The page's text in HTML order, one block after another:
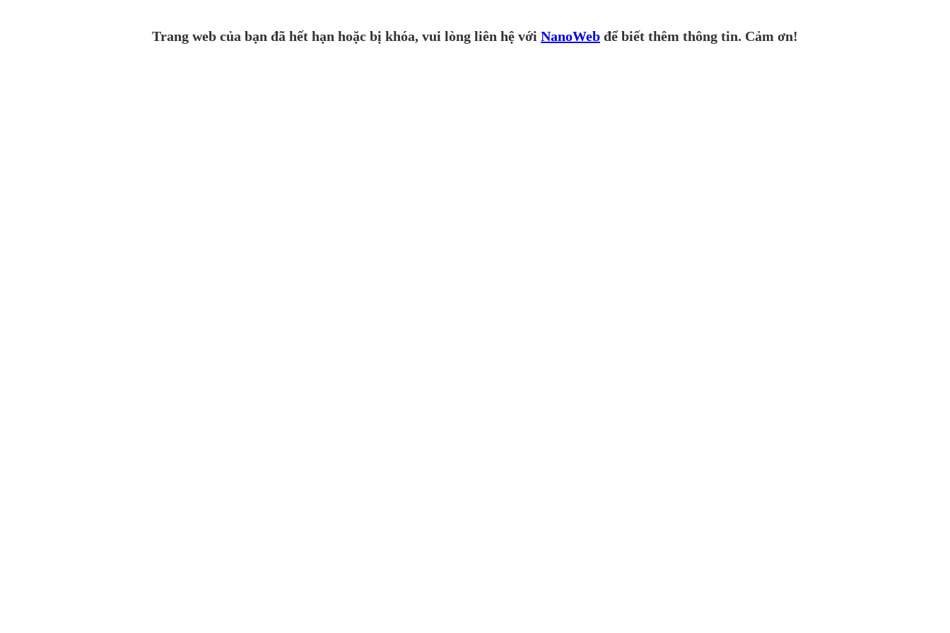
Trang web của bạn đã hết hạn hoặc bị khóa, vui lòng liên hệ với NanoWeb để biết thêm thông tin. Cảm ơn!